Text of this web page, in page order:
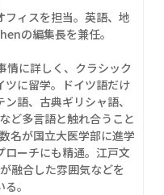
ィスを担当。英語、地
の編集長を兼任。
情に詳しく、クラシック
ツに留学。ドイツ語だけ
語、古典ギリシャ語、
ど多言語と触れ合うこと
名が国立大医学部に進学
ローチにも精通。江戸文
融合した雰囲気などを
。